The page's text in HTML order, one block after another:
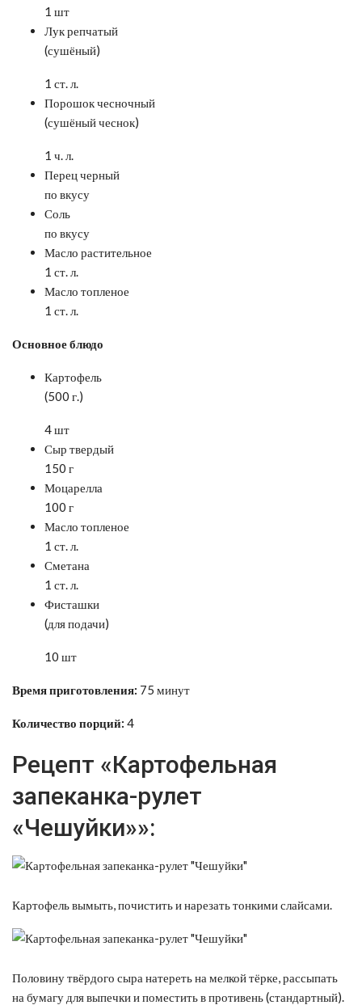
1 шт
Лук репчатый
(сушёный)
1 ст. л.
Порошок чесночный
(сушёный чеснок)
1 ч. л.
Перец черный
по вкусу
Соль
по вкусу
Масло растительное
1 ст. л.
Масло топленое
1 ст. л.
Основное блюдо
Картофель
(500 г.)
4 шт
Сыр твердый
150 г
Моцарелла
100 г
Масло топленое
1 ст. л.
Сметана
1 ст. л.
Фисташки
(для подачи)
10 шт
Время приготовления: 75 минут
Количество порций: 4
Рецепт «Картофельная
запеканка-рулет
«Чешуйки»»:
Картофель вымыть, почистить и нарезать тонкими слайсами.
Половину твёрдого сыра натереть на мелкой тёрке, рассыпать
на бумагу для выпечки и поместить в противень (стандартный).